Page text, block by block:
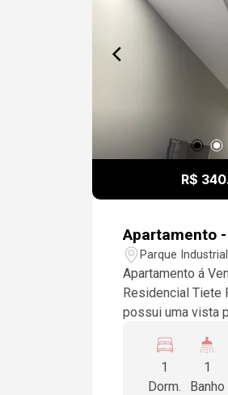
R$
Apartamento
Parque
Apartamento á
Residencial Tiete
possui uma vista
completa com
condicionado, tv,
cadeiras,
1
Dorm.
1
Banho